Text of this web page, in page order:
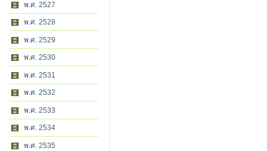
พ.ศ. 2527
พ.ศ. 2528
พ.ศ. 2529
พ.ศ. 2530
พ.ศ. 2531
พ.ศ. 2532
พ.ศ. 2533
พ.ศ. 2534
พ.ศ. 2535